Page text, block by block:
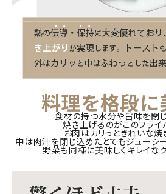
料理を格段に
食材の持つ水分や旨味を閉
焼き上げるのがこのフライ
お肉はカリっときれいな焼
中は肉汁を閉じ込めたとてもジューシ
野菜も同様に美味しくキレイな